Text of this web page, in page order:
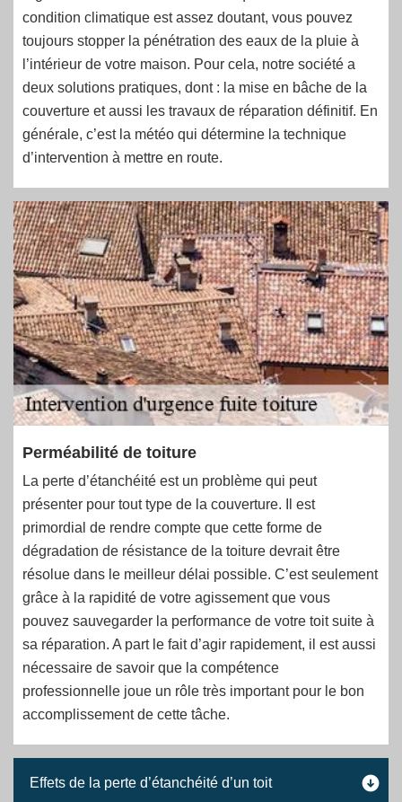
condition climatique est assez doutant, vous pouvez
toujours stopper la pénétration des eaux de la pluie à
l’intérieur de votre maison. Pour cela, notre société a
deux solutions pratiques, dont : la mise en bâche de la
couverture et aussi les travaux de réparation définitif. En
générale, c’est la météo qui détermine la technique
d’intervention à mettre en route.
Perméabilité de toiture
La perte d’étanchéité est un problème qui peut
présenter pour tout type de la couverture. Il est
primordial de rendre compte que cette forme de
dégradation de résistance de la toiture devrait être
résolue dans le meilleur délai possible. C’est seulement
grâce à la rapidité de votre agissement que vous
pouvez sauvegarder la performance de votre toit suite à
sa réparation. A part le fait d’agir rapidement, il est aussi
nécessaire de savoir que la compétence
professionnelle joue un rôle très important pour le bon
accomplissement de cette tâche.
Effets de la perte d’étanchéité d’un toit